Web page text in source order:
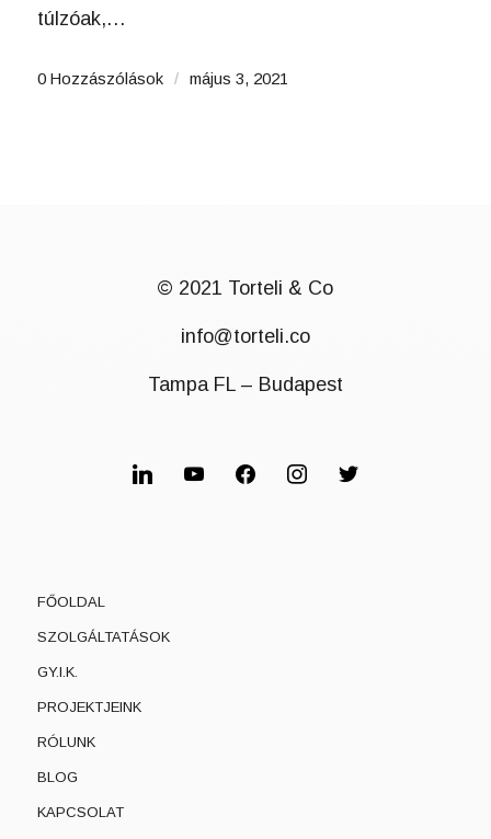
túlzóak,…
0 Hozzászólások / május 3, 2021
© 2021 Torteli & Co
info@torteli.co
Tampa FL – Budapest
linkedin youtube facebookinstagramtwitter
FŐOLDAL
SZOLGÁLTATÁSOK
GY.I.K.
PROJEKTJEINK
RÓLUNK
BLOG
KAPCSOLAT